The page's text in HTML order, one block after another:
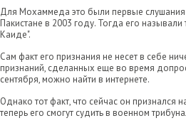
Для Мохаммеда это были первые слушания
Пакистане в 2003 году. Тогда его
Каиде".
Сам факт его признания не несет в себе
признаний, сделанных еще во время
сентября, можно найти в интернете.
Однако тот факт, что сейчас он признался
теперь его смогут судить в военном